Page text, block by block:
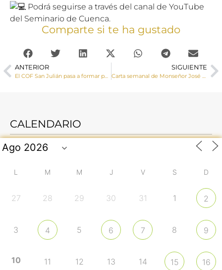
Podrá seguirse a través del canal de YouTube
del Seminario de Cuenca.
Comparte si te ha gustado
ANTERIOR SIGUIENTE
CALENDARIO
L M M J V S D
27 28 29 30 31 1 2
3 4 5 6 7 8 9
10 11 12 13 14 15 16